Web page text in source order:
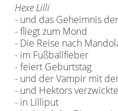
Hexe Lilli
- und das Geheimnis
- fliegt zum Mond
- Die Reise nach
- im Fußballfieber
- feiert Geburtstag
- und der Vampir mit
- und Hektors
- in Lilliput